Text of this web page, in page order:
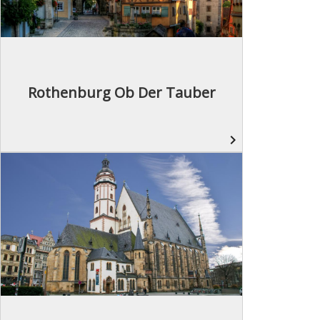
Rothenburg Ob Der Tauber
navigate_next